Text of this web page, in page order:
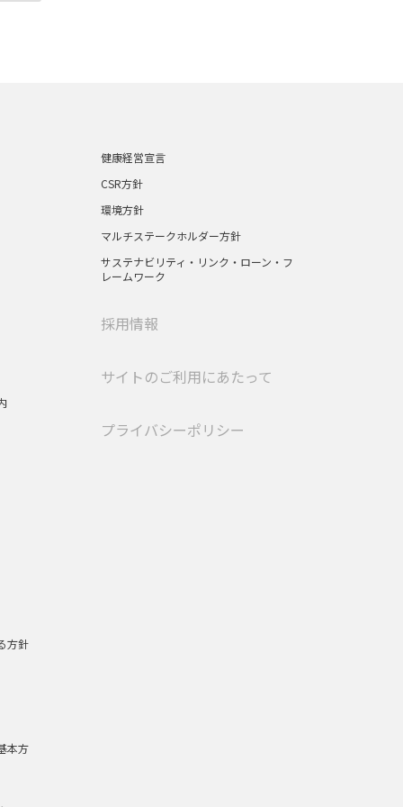
方針
本方
健康経営宣言
CSR方針
環境方針
マルチステークホルダー方針
サステナビリティ・リンク・ローン・フ
レームワーク
採用情報
サイトのご利用にあたって
プライバシーポリシー